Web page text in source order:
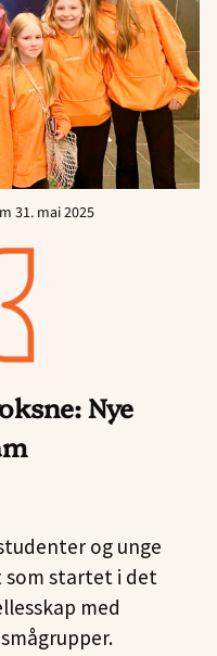
31. mai 2025
Nye
og unge
som startet i det
med